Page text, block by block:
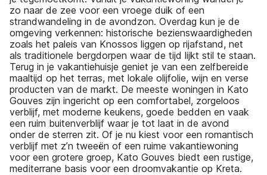
zo naar de zee voor een vroege duik of een
strandwandeling in de avondzon. Overdag kun je de
omgeving verkennen: historische bezienswaardigheden
zoals het paleis van Knossos liggen op rijafstand, net
als traditionele bergdorpen waar de tijd lijkt stil te staan.
Terug in je vakantiehuisje geniet je van een zelfbereide
maaltijd op het terras, met lokale olijfolie, wijn en verse
producten van de markt. De meeste woningen in Kato
Gouves zijn ingericht op een comfortabel, zorgeloos
verblijf, met moderne keukens, goede bedden en vaak
een ruim buitenverblijf waar je tot laat in de avond
onder de sterren zit. Of je nu kiest voor een romantisch
verblijf met z’n tweeën of een ruime vakantiewoning
voor een grotere groep, Kato Gouves biedt een rustige,
mediterrane basis voor een droomvakantie op Kreta.